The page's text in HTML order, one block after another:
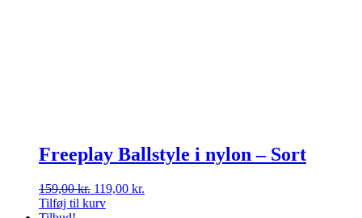
Freeplay Ballstyle i nylon – Sort
159,00kr. Den
oprindelige
119,00 kr.
Tilføj til kurv